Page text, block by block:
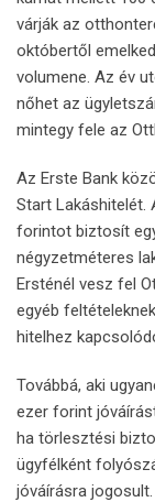
várják az
októbertől
volumene. Az év
nőhet az
mintegy fele az
Az Erste Bank
Start Lakáshitelét.
forintot biztosít
négyzetméteres
Ersténél vesz fel
egyéb
hitelhez
Továbbá, aki
ezer forint
ha törlesztési
ügyfélként
jóváírásra